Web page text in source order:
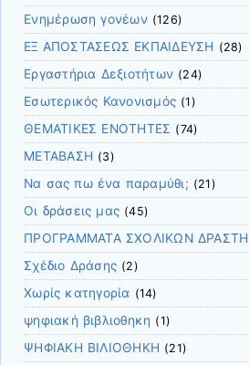
Ενημέρωση γονέων(126)
ΕΞ ΑΠΟΣΤΑΣΕΩΣ ΕΚΠΑΙΔΕΥΣΗ (28)
Εργαστήρια Δεξιοτήτων (24)
Εσωτερικός Κανονισμός (1)
ΘΕΜΑΤΙΚΕΣ ΕΝΟΤΗΤΕΣ (74)
ΜΕΤΑΒΑΣΗ (3)
Να σας πω ένα παραμύθι; (21)
Οι δράσεις μας (45)
ΠΡΟΓΡΑΜΜΑΤΑ ΣΧΟΛΙΚΩΝ
Σχέδιο Δράσης (2)
Χωρίς κατηγορία (14)
ψηφιακή βιβλιοθηκη (1)
ΨΗΦΙΑΚΗ ΒΙΛΙΟΘΗΚΗ (21)